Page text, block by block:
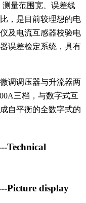
量范围宽、误差线
，是目前较理想的电
及电流互感器校验电
误差检定系统，具有
调调压器与升流器两
三档，与数字式互
自平衡的全数字式的
Technical
Picture display